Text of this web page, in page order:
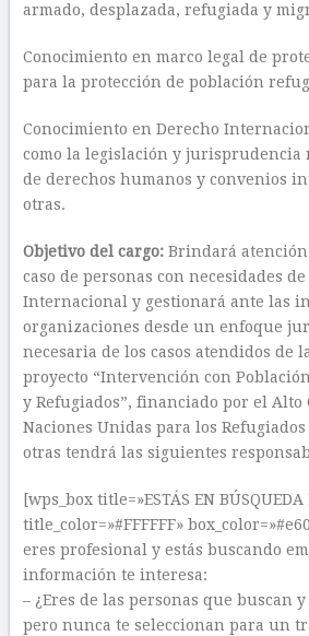
armado, desplazada, refugiada y
Conocimiento en marco legal de
para la protección de población
Conocimiento en Derecho
como la legislación y jurisprudencia
de derechos humanos y convenios
otras.
Objetivo del cargo: Brindará
caso de personas con necesidades
Internacional y gestionará ante las
organizaciones desde un enfoque
necesaria de los casos atendidos de
proyecto “Intervención con
y Refugiados”, financiado por el Alto
Naciones Unidas para los Refugiados
otras tendrá las siguientes
[wps_box title=»ESTÁS EN BÚSQUEDA
title_color=»#FFFFFF»
eres profesional y estás buscando
información te interesa:
– ¿Eres de las personas que buscan
pero nunca te seleccionan para un